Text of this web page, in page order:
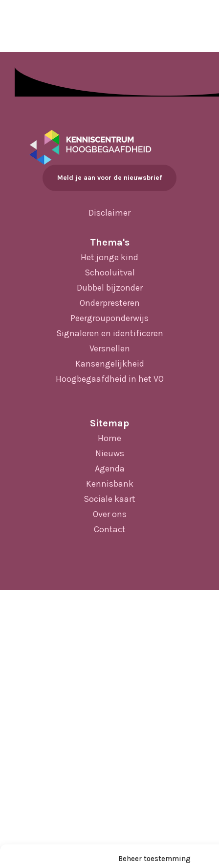
Beheer toestemming
Meld je aan voor de nieuwsbrief
Disclaimer
Thema's
Het jonge kind
Schooluitval
Dubbel bijzonder
Onderpresteren
Peergrouponderwijs
Signaleren en identificeren
Versnellen
Kansengelijkheid
Hoogbegaafdheid in het VO
Sitemap
Home
Nieuws
Agenda
Kennisbank
Sociale kaart
Over ons
Contact